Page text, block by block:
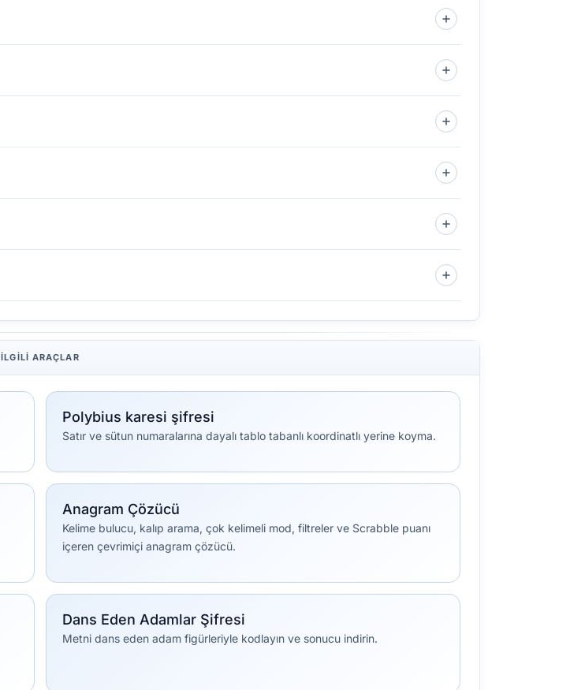
İLGILI ARAÇLAR
Polybius karesi şifresi
Satır ve sütun numaralarına dayalı tablo tabanlı koordinatlı yerine koyma.
Anagram Çözücü
Kelime bulucu, kalıp arama, çok kelimeli mod, filtreler ve Scrabble puanı
içeren çevrimiçi anagram çözücü.
Dans Eden Adamlar Şifresi
Metni dans eden adam figürleriyle kodlayın ve sonucu indirin.